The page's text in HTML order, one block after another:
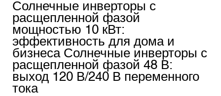
Солнечные инверторы с
расщепленной фазой
мощностью 10 кВт:
эффективность для дома и
бизнеса Солнечные инверторы с
расщепленной фазой 48 В:
выход 120 В/240 В переменного
тока